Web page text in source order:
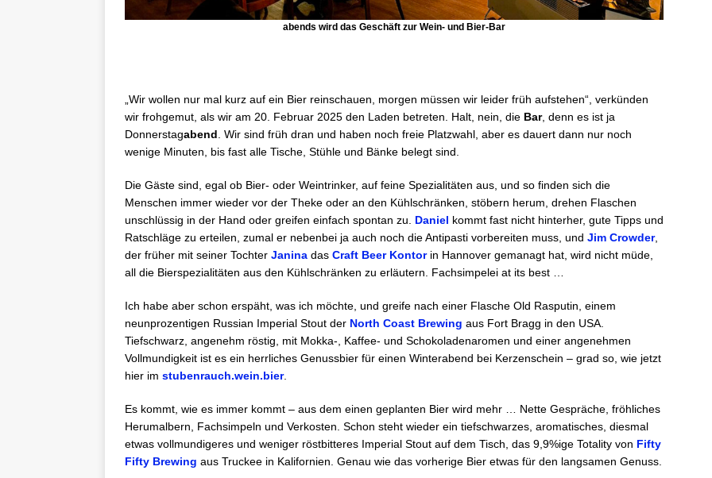
abends wird das Geschäft zur Wein- und Bier-Bar
„Wir wollen nur mal kurz auf ein Bier reinschauen, morgen müssen wir leider früh aufstehen“, verkünden
wir frohgemut, als wir am 20. Februar 2025 den Laden betreten. Halt, nein, die Bar, denn es ist ja
Donnerstagabend. Wir sind früh dran und haben noch freie Platzwahl, aber es dauert dann nur noch
wenige Minuten, bis fast alle Tische, Stühle und Bänke belegt sind.
Die Gäste sind, egal ob Bier- oder Weintrinker, auf feine Spezialitäten aus, und so finden sich die
Menschen immer wieder vor der Theke oder an den Kühlschränken, stöbern herum, drehen Flaschen
unschlüssig in der Hand oder greifen einfach spontan zu. Daniel kommt fast nicht hinterher, gute Tipps und
Ratschläge zu erteilen, zumal er nebenbei ja auch noch die Antipasti vorbereiten muss, und Jim Crowder,
der früher mit seiner Tochter Janina das Craft Beer Kontorin Hannover gemanagt hat, wird nicht müde,
all die Bierspezialitäten aus den Kühlschränken zu erläutern. Fachsimpelei at its best …
Ich habe aber schon erspäht, was ich möchte, und greife nach einer Flasche Old Rasputin, einem
neunprozentigen Russian Imperial Stout der North Coast Brewing aus Fort Bragg in den USA.
Tiefschwarz, angenehm röstig, mit Mokka-, Kaffee- und Schokoladenaromen und einer angenehmen
Vollmundigkeit ist es ein herrliches Genussbier für einen Winterabend bei Kerzenschein – grad so, wie jetzt
hier im stubenrauch.wein.bier.
Es kommt, wie es immer kommt – aus dem einen geplanten Bier wird mehr … Nette Gespräche, fröhliches
Herumalbern, Fachsimpeln und Verkosten. Schon steht wieder ein tiefschwarzes, aromatisches, diesmal
etwas vollmundigeres und weniger röstbitteres Imperial Stout auf dem Tisch, das 9,9%ige Totality von Fifty
Fifty Brewing aus Truckee in Kalifornien. Genau wie das vorherige Bier etwas für den langsamen Genuss.